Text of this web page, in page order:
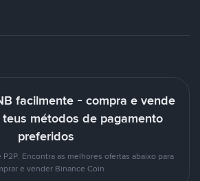
facilmente - compra e vende
métodos de pagamento
preferidos
Encontra as melhores ofertas abaixo para
e vender Binance Coin